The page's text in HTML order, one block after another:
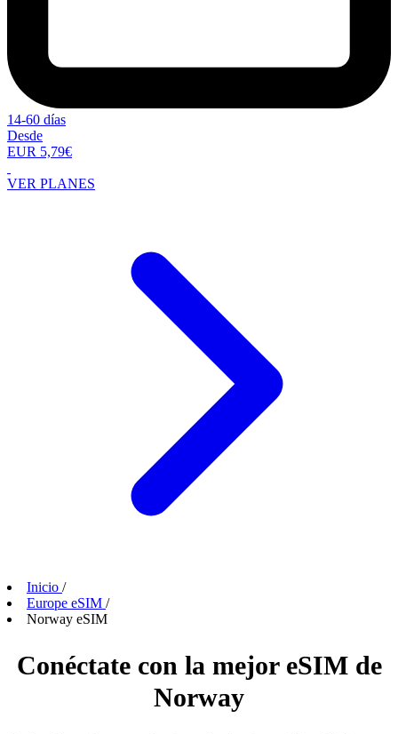
14-60 días
Desde
EUR 5,79€
VER PLANES
Inicio /
Europe eSIM /
Norway eSIM
Conéctate con la mejor eSIM de
Norway